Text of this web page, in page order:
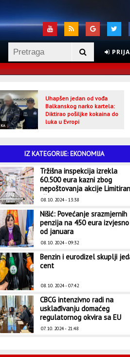
Uhapšen jedan od vođa
Balkanskog narko kartela:
Diktirao pošiljke kokaina do
luka u Evropi
IZ KATEGORIJE: EKONOMIJA
Tržišna inspekcija izrekla
60.500 eura kazni zbog
nepoštovanja akcije
cijene
08. 10. 2024 - 13:38
Nišić: Povećanje srazmjernih
penzija na 450 eura izvjesno
od januara
08. 10. 2024 - 09:32
Benzin i eurodizel skuplji
cent
08. 10. 2024 - 07:42
CBCG intenzivno radi na
usklađivanju domaćeg
regulatornog okvira sa EU
07. 10. 2024 - 21:48